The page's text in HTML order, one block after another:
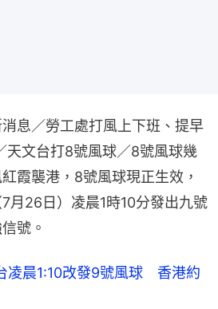
消息／勞工處打風上下班、提早
天文台打8號風球／8號風球幾
霞襲港，8號風球現正生效，
月26日）凌晨1時10分發出九號
號。
凌晨1:10改發9號風球 香港約